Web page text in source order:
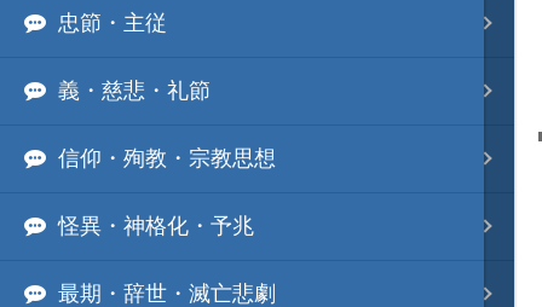
家宝 分類一覧
城 地域分類
合戦 地域分類
事変 地域分類
逸話 分類一覧
忠節・主従
義・慈悲・礼節
信仰・殉教・宗教思想
怪異・神格化・予兆
最期・辞世・滅亡悲劇